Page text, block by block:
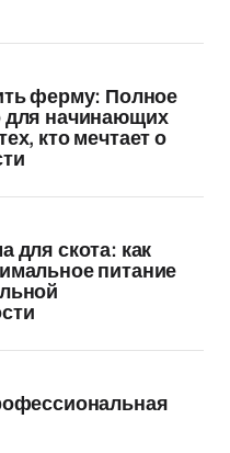
ферму: Полное
для начинающих
кто мечтает о
для скота: как
питание